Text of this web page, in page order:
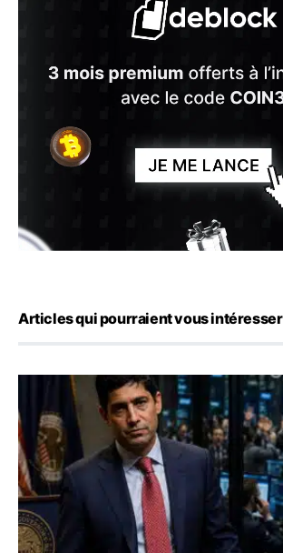
Articles qui pourraient vous intéresser
Emploi américain : 23 000 postes